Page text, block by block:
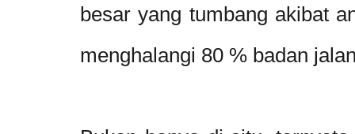
besar yang tumbang akibat
menghalangi 80 % badan